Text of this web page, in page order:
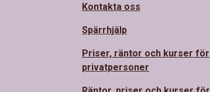
Kontakta oss
Spärrhjälp
Priser, räntor och kurser för
privatpersoner